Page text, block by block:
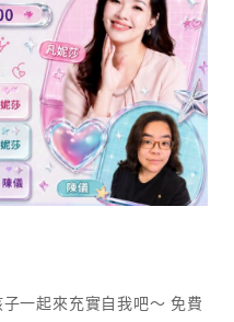
一起來充實自我吧～ 免費